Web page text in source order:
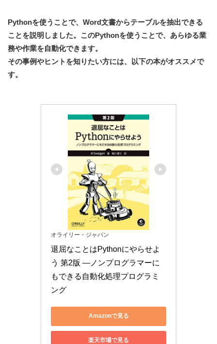
Pythonを使うことで、Word文書からテーブルを抽出できる
ことを説明しました。このPythonを使うことで、あらゆる業
務や作業を自動化できます。
その事例やヒントを知りたい方には、以下の本がオススメで
す。
オライリー・ジャパン
退屈なことはPythonにやらせよ
う 第2版 ―ノンプログラマーに
もできる自動化処理プログラミ
ング
Amazonで見る
楽天市場で見る